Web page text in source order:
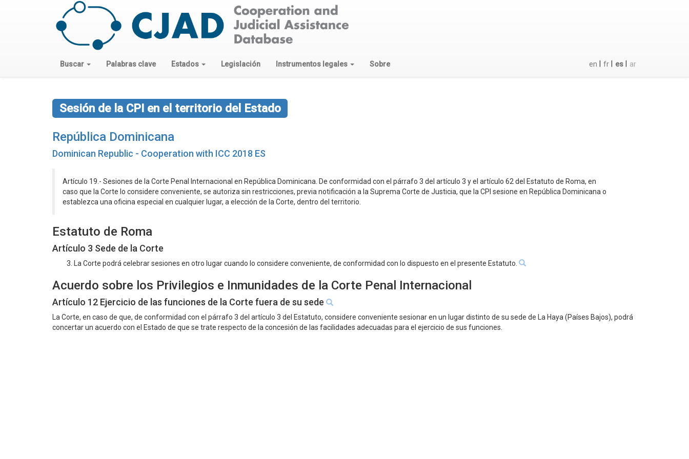
Buscar Palabras clave Estados Legislación Instrumentos legales Sobre en fr es ar
Sesión de la CPI en el territorio del Estado
República Dominicana
Dominican Republic - Cooperation with ICC 2018 ES
Artículo 19.- Sesiones de la Corte Penal Internacional en República Dominicana. De conformidad con el párrafo 3 del artículo 3 y el artículo 62 del Estatuto de Roma, en
caso que la Corte lo considere conveniente, se autoriza sin restricciones, previa notificación a la Suprema Corte de Justicia, que la CPI sesione en República Dominicana o
establezca una oficina especial en cualquier lugar, a elección de la Corte, dentro del territorio.
Estatuto de Roma
Artículo 3 Sede de la Corte
3. La Corte podrá celebrar sesiones en otro lugar cuando lo considere conveniente, de conformidad con lo dispuesto en el presente Estatuto.
Acuerdo sobre los Privilegios e Inmunidades de la Corte Penal Internacional
Artículo 12 Ejercicio de las funciones de la Corte fuera de su sede
La Corte, en caso de que, de conformidad con el párrafo 3 del artículo 3 del Estatuto, considere conveniente sesionar en un lugar distinto de su sede de La Haya (Países Bajos), podrá
concertar un acuerdo con el Estado de que se trate respecto de la concesión de las facilidades adecuadas para el ejercicio de sus funciones.